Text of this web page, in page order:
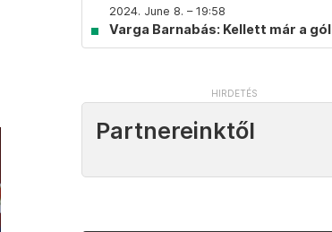
2024. June 8. – 19:58
Varga Barnabás: Kellett már a gól
Partnereinktől